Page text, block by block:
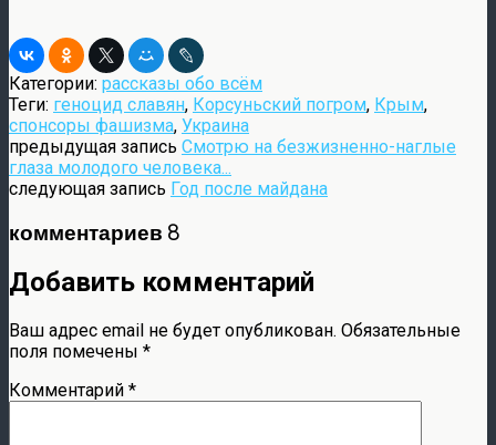
Категории: рассказы обо всём
Теги: геноцид славян, Корсуньский погром, Крым,
спонсоры фашизма, Украина
предыдущая запись Смотрю на безжизненно-наглые
глаза молодого человека...
следующая запись Год после майдана
комментариев 8
Добавить комментарий
Ваш адрес email не будет опубликован. Обязательные
поля помечены *
Комментарий *